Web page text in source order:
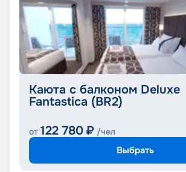
Каюта с балконом Deluxe
Fantastica (BR2)
от 122 780 ₽ /чел
Выбрать